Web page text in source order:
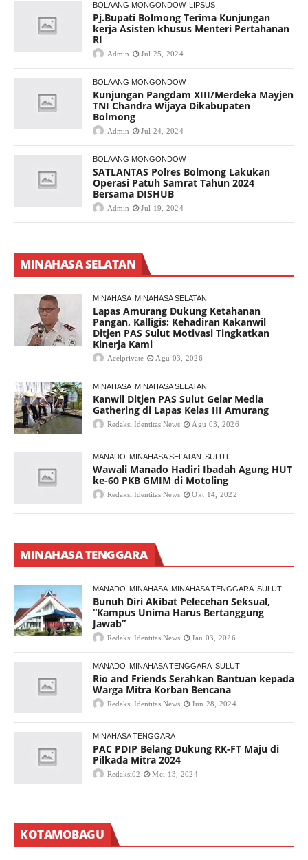
BOLAANG MONGONDOW LIPSUS
Pj.Bupati Bolmong Terima Kunjungan
kerja Asisten khusus Menteri Pertahanan
RI
Admin Jul 25, 2024
BOLAANG MONGONDOW
Kunjungan Pangdam XIII/Merdeka Mayjen
TNI Chandra Wijaya Dikabupaten
Bolmong
Admin Jul 24, 2024
BOLAANG MONGONDOW
SATLANTAS Polres Bolmong Lakukan
Operasi Patuh Samrat Tahun 2024
Bersama DISHUB
Admin Jul 19, 2024
MINAHASA SELATAN
MINAHASA MINAHASA SELATAN
Lapas Amurang Dukung Ketahanan
Pangan, Kalligis: Kehadiran Kakanwil
Ditjen PAS Sulut Motivasi Tingkatkan
Kinerja Kami
Acelprivate Agu 03, 2026
MINAHASA MINAHASA SELATAN
Kanwil Ditjen PAS Sulut Gelar Media
Gathering di Lapas Kelas III Amurang
Redaksi Identitas News Agu 03, 2026
MANADO MINAHASA SELATAN SULUT
Wawali Manado Hadiri Ibadah Agung HUT
ke-60 PKB GMIM di Motoling
Redaksi Identitas News Okt 14, 2022
MINAHASA TENGGARA
MANADO MINAHASA MINAHASA TENGGARA SULUT
Bunuh Diri Akibat Pelecehan Seksual,
“Kampus Unima Harus Bertanggung
Jawab”
Redaksi Identitas News Jan 03, 2026
MANADO MINAHASA TENGGARA SULUT
Rio and Friends Serahkan Bantuan kepada
Warga Mitra Korban Bencana
Redaksi Identitas News Jun 28, 2024
MINAHASA TENGGARA
PAC PDIP Belang Dukung RK-FT Maju di
Pilkada Mitra 2024
Redaksi02 Mei 13, 2024
KOTAMOBAGU